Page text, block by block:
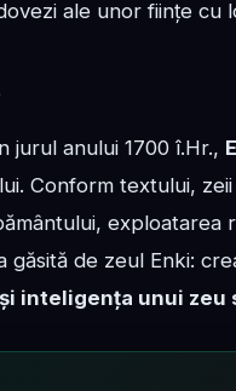
ale unor ființe cu
jurul anului 1700 î.Hr.,
Conform textului,
găsită de zeul Enki:
inteligența unui zeu